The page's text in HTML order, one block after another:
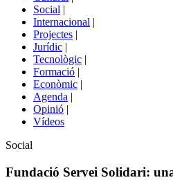
Social |
Internacional |
Projectes |
Jurídic |
Tecnològic |
Formació |
Econòmic |
Agenda |
Opinió |
Vídeos
Àmbit
la
Social
Fundació Servei Solidari: